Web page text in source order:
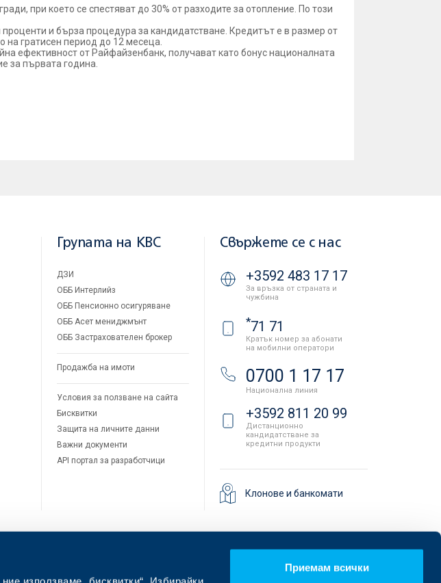
Приемам всички
при което се спестяват до 30% от разходите за отопление. По този
и бърза процедура за кандидатстване. Кредитът е в размер от
на гратисен период до 12 месеца.
ефективност от Райфайзенбанк, получават като бонус националната
за първата година.
Групата на KBC
ДЗИ
ОББ Интерлийз
ОББ Пенсионно осигуряване
ОББ Асет мениджмънт
ОББ Застрахователен брокер
Продажба на имоти
Условия за ползване на сайта
Бисквитки
Защита на личните данни
Важни документи
API портал за разработчици
Свържете се с нас
+3592 483 17 17
За връзка от страната и
чужбина
*71 71
Кратък номер за абонати
на мобилни оператори
0700 1 17 17
Национална линия
+3592 811 20 99
Дистанционно
кандидатстване за
кредитни продукти
Клонове и банкомати